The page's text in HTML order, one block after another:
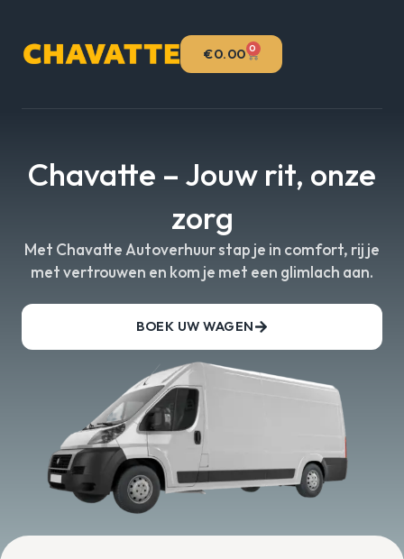
€0.00 0
WINKELWAGEN
Chavatte – Jouw rit, onze
zorg
Met Chavatte Autoverhuur stap je in comfort, rij je
met vertrouwen en kom je met een glimlach aan.
BOEK UW WAGEN